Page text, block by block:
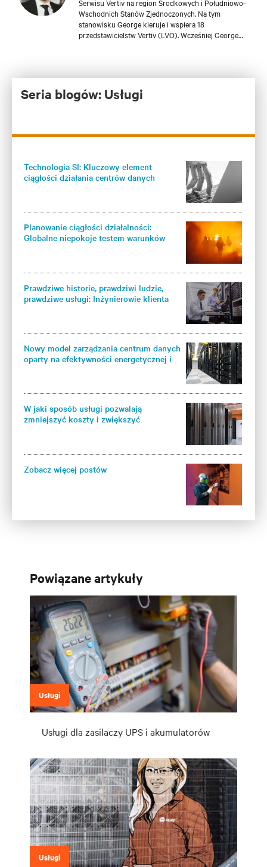
Serwisu Vertiv na region Środkowych i Południowo-
Wschodnich Stanów Zjednoczonych. Na tym
stanowisku George kieruje i wspiera 18
przedstawicielstw Vertiv (LVO). Wcześniej George
Seria blogów: Usługi
Technologia SI: Kluczowy element
ciągłości działania centrów danych
Planowanie ciągłości działalności:
Globalne niepokoje testem warunków
Prawdziwe historie, prawdziwi ludzie,
prawdziwe usługi: Inżynierowie klienta
Nowy model zarządzania centrum danych
oparty na efektywności energetycznej i
W jaki sposób usługi pozwalają
zmniejszyć koszty i zwiększyć
Zobacz więcej postów
Powiązane artykuły
Usługi
Usługi dla zasilaczy UPS i akumulatorów
Usługi